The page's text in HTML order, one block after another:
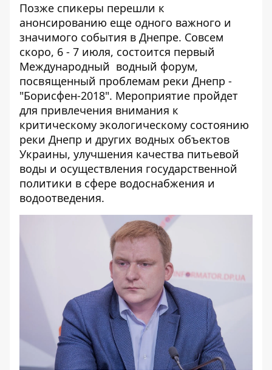
Позже спикеры перешли к
анонсированию еще одного важного и
значимого события в Днепре. Совсем
скоро, 6 - 7 июля, состоится первый
Международный водный форум,
посвященный проблемам реки Днепр -
"Борисфен-2018". Мероприятие пройдет
для привлечения внимания к
критическому экологическому состоянию
реки Днепр и других водных объектов
Украины, улучшения качества питьевой
воды и осуществления государственной
политики в сфере водоснабжения и
водоотведения.